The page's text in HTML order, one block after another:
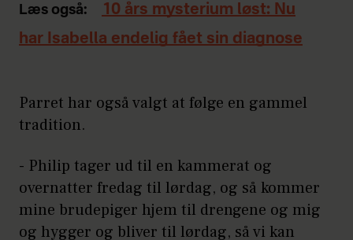
Læs også:
10 års mysterium løst: Nu
har Isabella endelig fået sin diagnose
Parret har også valgt at følge en gammel
tradition.
- Philip tager ud til en kammerat og
overnatter fredag til lørdag, og så kommer
mine brudepiger hjem til drengene og mig
og hygger og bliver til lørdag, så vi kan